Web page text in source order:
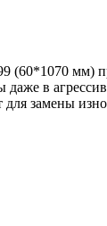
(60*1070
в
для замены